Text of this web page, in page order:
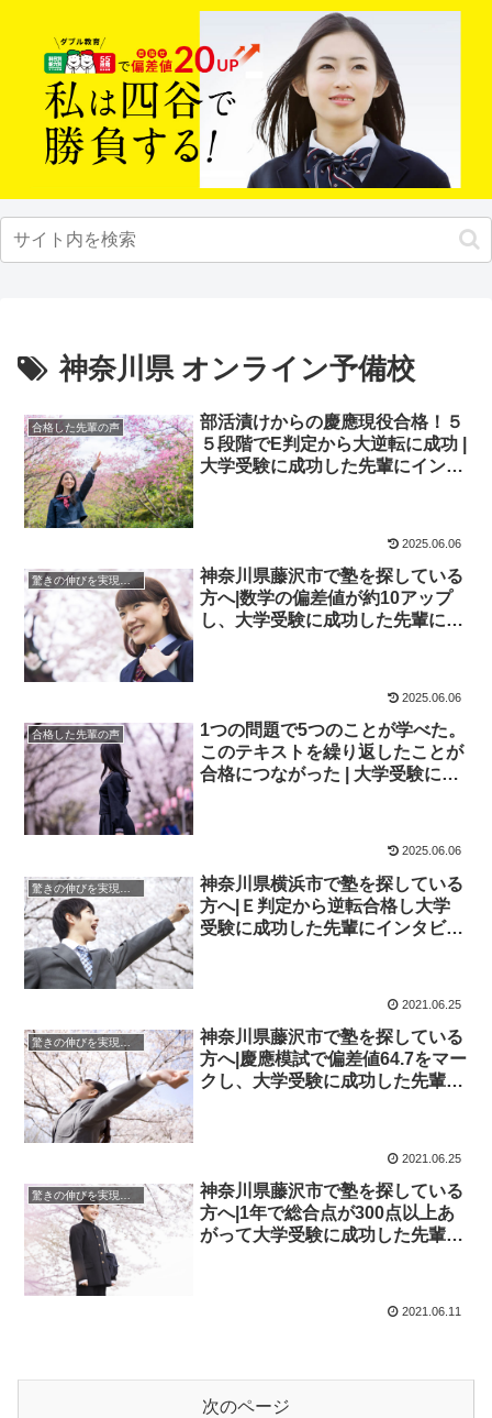
神奈川県 オンライン予備校
合格した先輩の声
部活漬けからの慶應現役合格！５
５段階でE判定から大逆転に成功 |
大学受験に成功した先輩にインタ
2025.06.06
驚きの伸びを実現｜先輩列伝
神奈川県藤沢市で塾を探している
方へ|数学の偏差値が約10アップ
し、大学受験に成功した先輩にイ
2025.06.06
合格した先輩の声
1つの問題で5つのことが学べた。
このテキストを繰り返したことが
合格につながった | 大学受験に成
2025.06.06
神奈川県横浜市で塾を探している
方へ|Ｅ判定から逆転合格し大学
受験に成功した先輩にインタビュ
2021.06.25
驚きの伸びを実現｜先輩列伝
神奈川県藤沢市で塾を探している
方へ|慶應模試で偏差値64.7をマー
クし、大学受験に成功した先輩に
2021.06.25
驚きの伸びを実現｜先輩列伝
神奈川県藤沢市で塾を探している
方へ|1年で総合点が300点以上あ
がって大学受験に成功した先輩に
2021.06.11
次のページ